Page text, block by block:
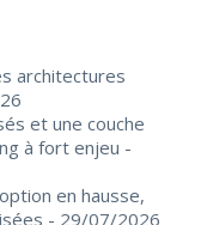
architectures
et une couche
à fort enjeu -
en hausse,
- 29/07/2026